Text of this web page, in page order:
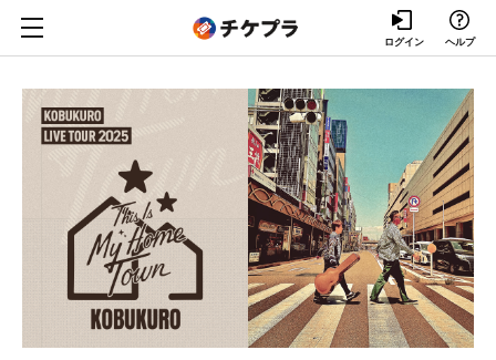
ログイン ヘルプ